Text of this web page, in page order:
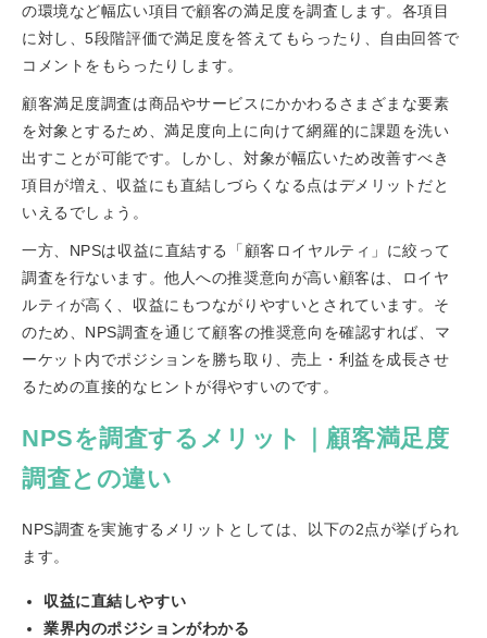
の環境など幅広い項目で顧客の満足度を調査します。各項目
に対し、5段階評価で満足度を答えてもらったり、自由回答で
コメントをもらったりします。
顧客満足度調査は商品やサービスにかかわるさまざまな要素
を対象とするため、満足度向上に向けて網羅的に課題を洗い
出すことが可能です。しかし、対象が幅広いため改善すべき
項目が増え、収益にも直結しづらくなる点はデメリットだと
いえるでしょう。
一方、NPSは収益に直結する「顧客ロイヤルティ」に絞って
調査を行ないます。他人への推奨意向が高い顧客は、ロイヤ
ルティが高く、収益にもつながりやすいとされています。そ
のため、NPS調査を通じて顧客の推奨意向を確認すれば、マ
ーケット内でポジションを勝ち取り、売上・利益を成長させ
るための直接的なヒントが得やすいのです。
NPSを調査するメリット｜顧客満足度
調査との違い
NPS調査を実施するメリットとしては、以下の2点が挙げられ
ます。
収益に直結しやすい
業界内のポジションがわかる